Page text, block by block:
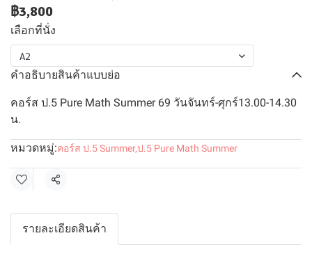
฿3,800
เลือกที่นั่ง
A2
คำอธิบายสินค้าแบบย่อ
คอร์ส ป.5 Pure Math Summer 69 วันจันทร์-ศุกร์13.00-14.30
น.
หมวดหมู่:คอร์ส ป.5 Summer,ป.5 Pure Math Summer
แชร์
รายละเอียดสินค้า